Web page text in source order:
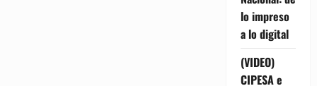
lo impreso
a lo digital
(VIDEO)
CIPESA e